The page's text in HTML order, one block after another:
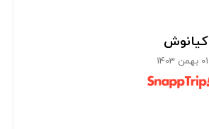
کیانوش
01 بهمن 1403